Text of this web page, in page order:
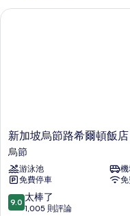
新
加
坡
烏
節
路
希
新加坡烏節路希爾頓飯店
烏節
游泳池
免費停車
9.0
分，
9.0 太棒了
1,005 則評論
新加坡烏節路希爾頓飯店